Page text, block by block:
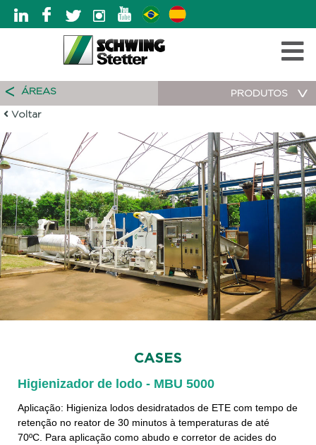
ÁREAS PRODUTOS
Voltar
CASES
Higienizador de lodo - MBU 5000
Aplicação: Higieniza lodos desidratados de ETE com tempo de
retenção no reator de 30 minutos à temperaturas de até
70ºC. Para aplicação como abudo e corretor de acides do